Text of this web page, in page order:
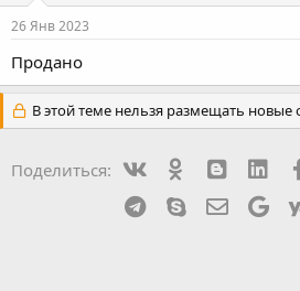
26 Янв 2023
Продано
В этой теме нельзя размещать новые
Поделиться: Ok
Telegram
Skype Эл.